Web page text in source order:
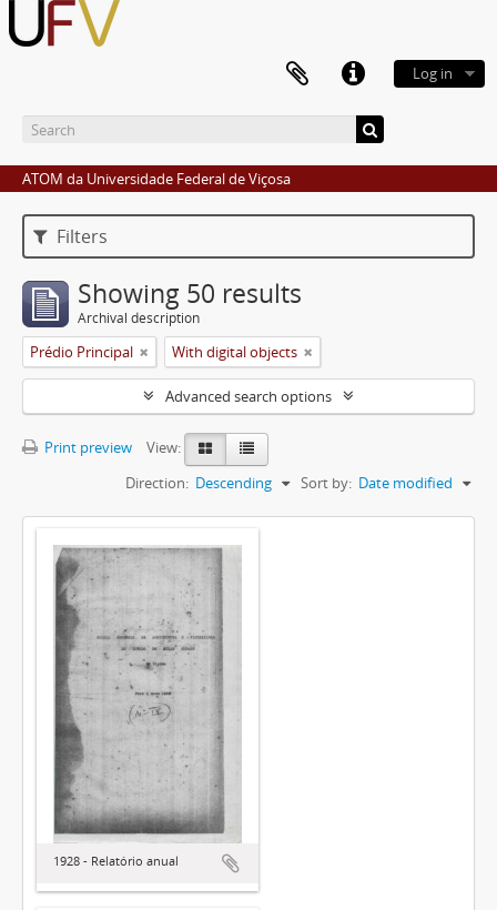
Log in
ATOM da Universidade Federal de Viçosa
Filters
Showing 50 results
Archival description
Prédio Principal With digital objects
Advanced search options
Print preview
View:
Sort by: Date modified
Direction: Descending
1928 - Relatório anual